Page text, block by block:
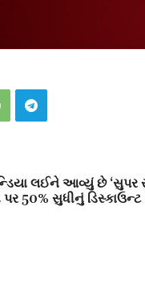
લઈને આવ્યું છે ‘સુપર
50% સુધીનું ડિસ્કાઉન્ટ